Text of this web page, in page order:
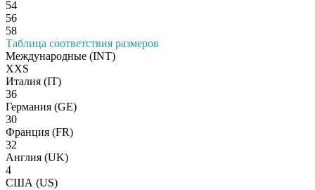
54
56
58
Таблица соответствия размеров
Международные (INT)
XXS
Италия (IT)
36
Германия (GE)
30
Франция (FR)
32
Англия (UK)
4
США (US)